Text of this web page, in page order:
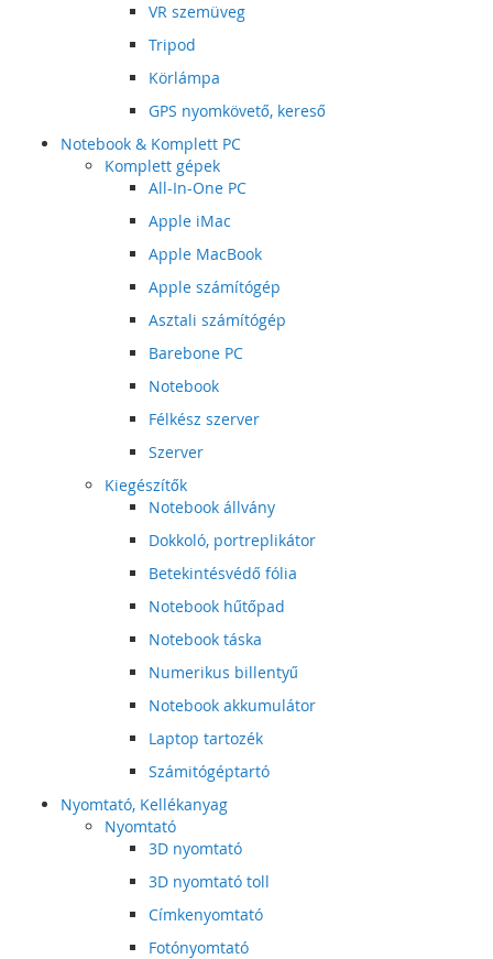
VR szemüveg
Tripod
Körlámpa
GPS nyomkövető, kereső
Notebook & Komplett PC
Komplett gépek
All-In-One PC
Apple iMac
Apple MacBook
Apple számítógép
Asztali számítógép
Barebone PC
Notebook
Félkész szerver
Szerver
Kiegészítők
Notebook állvány
Dokkoló, portreplikátor
Betekintésvédő fólia
Notebook hűtőpad
Notebook táska
Numerikus billentyű
Notebook akkumulátor
Laptop tartozék
Számitógéptartó
Nyomtató, Kellékanyag
Nyomtató
3D nyomtató
3D nyomtató toll
Címkenyomtató
Fotónyomtató